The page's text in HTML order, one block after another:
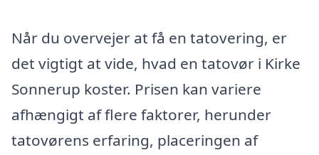
Når du overvejer at få en tatovering, er
det vigtigt at vide, hvad en tatovør i Kirke
Sonnerup koster. Prisen kan variere
afhængigt af flere faktorer, herunder
tatovørens erfaring, placeringen af